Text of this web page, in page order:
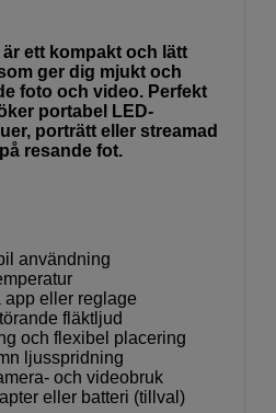
ett kompakt och lätt
ger dig mjukt och
foto och video. Perfekt
portabel LED-
porträtt eller streamad
resande fot.
användning
app eller reglage
fläktljud
och flexibel placering
ljusspridning
och videobruk
eller batteri (tillval)